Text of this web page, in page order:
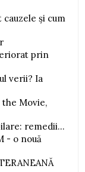
și cum
prin
verii? Ia
the Movie,
remedii...
- o nouă